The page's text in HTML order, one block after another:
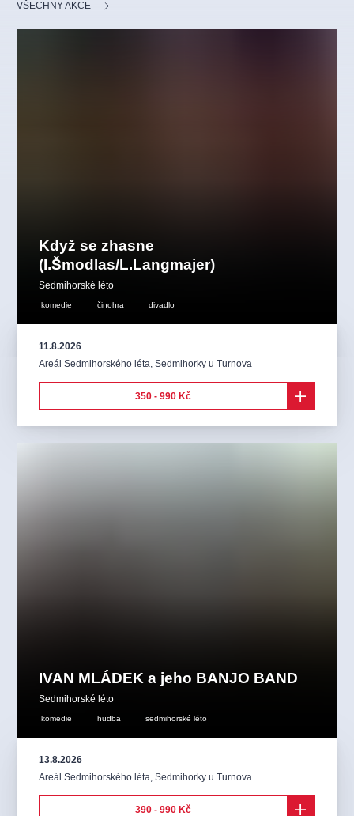
VŠECHNY AKCE
Když se zhasne
(I.Šmodlas/L.Langmajer)
Sedmihorské léto
komedie činohra divadlo
11.8.2026
Areál Sedmihorského léta, Sedmihorky u Turnova
350 - 990 Kč
IVAN MLÁDEK a jeho BANJO BAND
Sedmihorské léto
komedie hudba sedmihorské léto
13.8.2026
Areál Sedmihorského léta, Sedmihorky u Turnova
390 - 990 Kč